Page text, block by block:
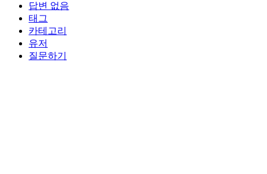
답변 없음
태그
카테고리
유저
질문하기